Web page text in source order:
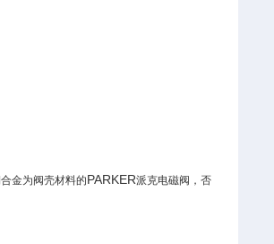
金为阀壳材料的PARKER派克电磁阀，否